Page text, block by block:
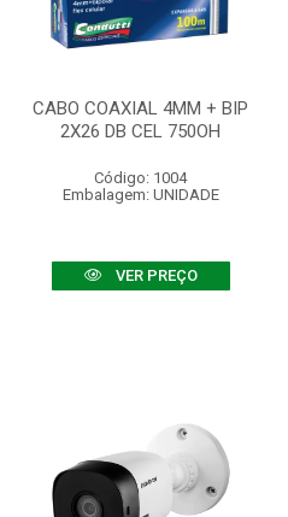
CABO COAXIAL 4MM + BIP
2X26 DB CEL 750OH
Código: 1004
Embalagem: UNIDADE
VER PREÇO